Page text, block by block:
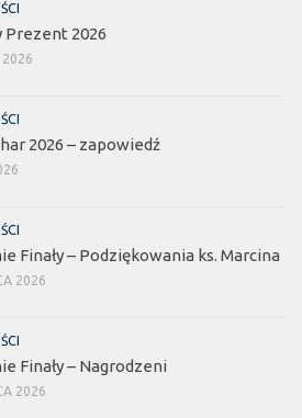
Prezent 2026
2026
2026 – zapowiedź
Finały – Podziękowania ks. Marcina
2026
Finały – Nagrodzeni
2026